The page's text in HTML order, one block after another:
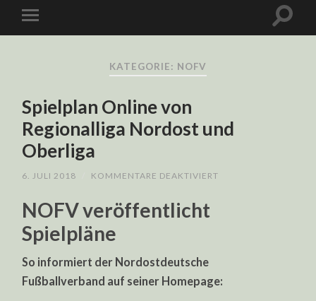
KATEGORIE: NOFV
Spielplan Online von
Regionalliga Nordost und
Oberliga
6. JULI 2018 KOMMENTARE DEAKTIVIERT
NOFV veröffentlicht
Spielpläne
So informiert der Nordostdeutsche
Fußballverband auf seiner Homepage: